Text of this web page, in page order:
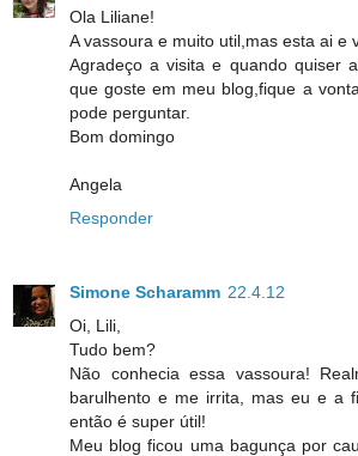
Ola Liliane!
A vassoura e muito util,mas esta ai e
Agradeço a visita e quando quiser
que goste em meu blog,fique a
pode perguntar.
Bom domingo
Angela
Responder
Simone Scharamm 22.4.12
Oi, Lili,
Tudo bem?
Não conhecia essa vassoura!
barulhento e me irrita, mas eu e a
então é super útil!
Meu blog ficou uma bagunça por